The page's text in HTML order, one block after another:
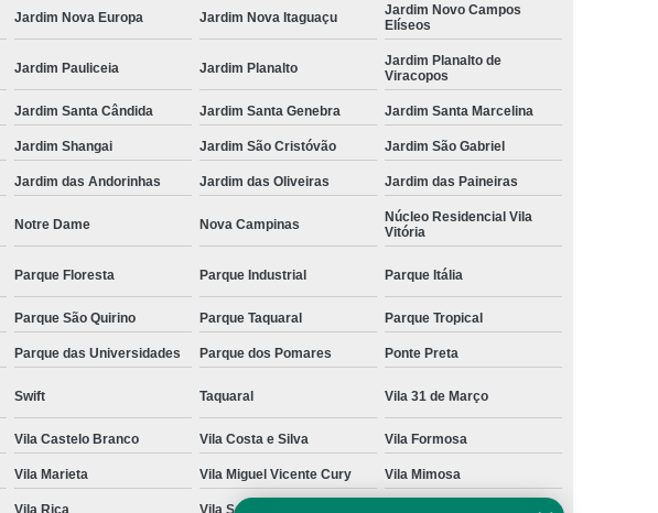
Jardim Nova Europa Jardim Nova Itaguaçu
Jardim Novo Campos
Elíseos
Jardim Pauliceia Jardim Planalto
Jardim Planalto de
Viracopos
Jardim Santa Cândida Jardim Santa Genebra Jardim Santa Marcelina
Jardim Shangai Jardim São Cristóvão Jardim São Gabriel
Jardim das Andorinhas Jardim das Oliveiras Jardim das Paineiras
Notre Dame Nova Campinas
Núcleo Residencial Vila
Vitória
Parque Floresta Parque Industrial Parque Itália
Parque São Quirino Parque Taquaral Parque Tropical
Parque das Universidades Parque dos Pomares Ponte Preta
Swift Taquaral Vila 31 de Março
Vila Castelo Branco Vila Costa e Silva Vila Formosa
Vila Marieta Vila Miguel Vicente Cury Vila Mimosa
Vila Rica Vila San Martin